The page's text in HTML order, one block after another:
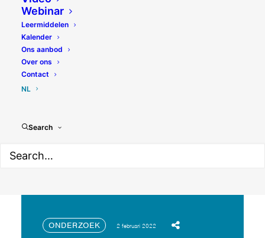
Webinar
Leermiddelen
Kalender
Ons aanbod
Over ons
Contact
NL
Search
ONDERZOEK 2 februari 2022